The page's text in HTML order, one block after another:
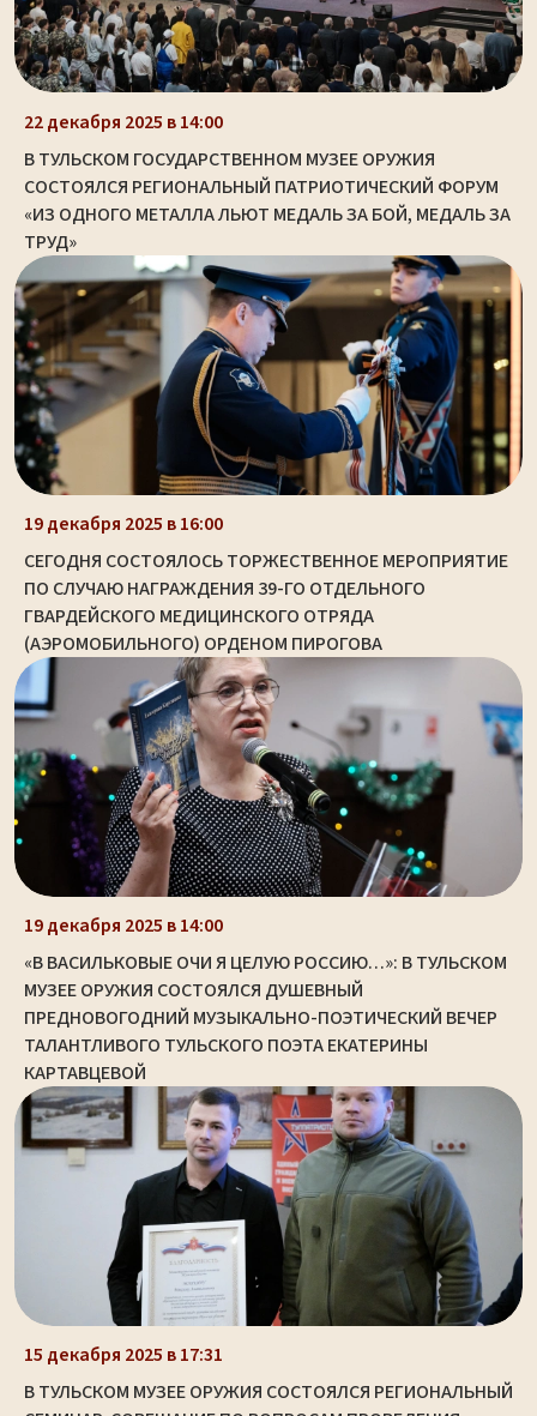
22 декабря 2025 в 14:00
В ТУЛЬСКОМ ГОСУДАРСТВЕННОМ МУЗЕЕ ОРУЖИЯ
СОСТОЯЛСЯ РЕГИОНАЛЬНЫЙ ПАТРИОТИЧЕСКИЙ ФОРУМ
«ИЗ ОДНОГО МЕТАЛЛА ЛЬЮТ МЕДАЛЬ ЗА БОЙ, МЕДАЛЬ ЗА
ТРУД»
19 декабря 2025 в 16:00
СЕГОДНЯ СОСТОЯЛОСЬ ТОРЖЕСТВЕННОЕ МЕРОПРИЯТИЕ
ПО СЛУЧАЮ НАГРАЖДЕНИЯ 39-ГО ОТДЕЛЬНОГО
ГВАРДЕЙСКОГО МЕДИЦИНСКОГО ОТРЯДА
(АЭРОМОБИЛЬНОГО) ОРДЕНОМ ПИРОГОВА
19 декабря 2025 в 14:00
«В ВАСИЛЬКОВЫЕ ОЧИ Я ЦЕЛУЮ РОССИЮ…»: В ТУЛЬСКОМ
МУЗЕЕ ОРУЖИЯ СОСТОЯЛСЯ ДУШЕВНЫЙ
ПРЕДНОВОГОДНИЙ МУЗЫКАЛЬНО-ПОЭТИЧЕСКИЙ ВЕЧЕР
ТАЛАНТЛИВОГО ТУЛЬСКОГО ПОЭТА ЕКАТЕРИНЫ
КАРТАВЦЕВОЙ
15 декабря 2025 в 17:31
В ТУЛЬСКОМ МУЗЕЕ ОРУЖИЯ СОСТОЯЛСЯ РЕГИОНАЛЬНЫЙ